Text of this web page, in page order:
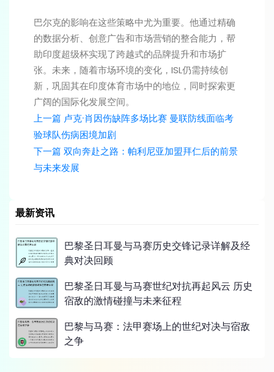
巴尔克的影响在这些策略中尤为重要。他通过精确
的数据分析、创意广告和市场营销的整合能力，帮
助印度超级杯实现了跨越式的品牌提升和市场扩
张。未来，随着市场环境的变化，ISL仍需持续创
新，巩固其在印度体育市场中的地位，同时探索更
广阔的国际化发展空间。
上一篇 卢克·肖因伤缺阵多场比赛 曼联防线面临考
验球队伤病困境加剧
下一篇 双向奔赴之路：帕利尼亚加盟拜仁后的前景
与未来发展
最新资讯
巴黎圣日耳曼与马赛历史交锋记录详解及经
典对决回顾
巴黎圣日耳曼与马赛世纪对抗再起风云 历史
宿敌的激情碰撞与未来征程
巴黎与马赛：法甲赛场上的世纪对决与宿敌
之争